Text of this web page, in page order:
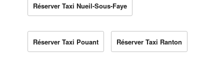
Réserver Taxi Nueil-Sous-Faye
Réserver Taxi Pouant Réserver Taxi Ranton